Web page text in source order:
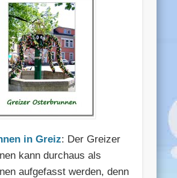
in Greiz: Der Greizer
kann durchaus als
aufgefasst werden, denn